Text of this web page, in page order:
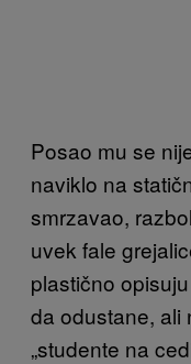
Posao mu se
naviklo na
smrzavao,
uvek fale
plastično
da odustane, ali
„studente na